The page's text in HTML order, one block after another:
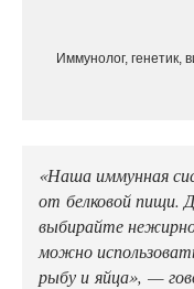
Иммунолог, генетик,
«Наша иммунная
от белковой пищи.
выбирайте
можно
рыбу и яйца», —